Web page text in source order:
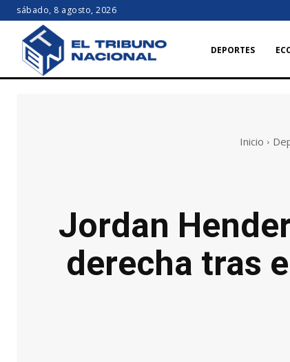
sábado, 8 agosto, 2026
DEPORTES
Inicio
Jordan
derecha tras